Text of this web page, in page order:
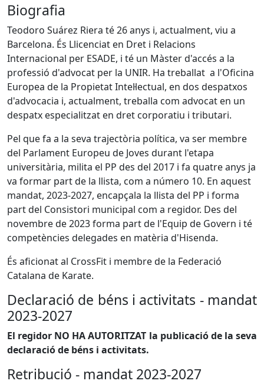
Biografia
Teodoro Suárez Riera té 26 anys i, actualment, viu a
Barcelona. És Llicenciat en Dret i Relacions
Internacional per ESADE, i té un Màster d'accés a la
professió d'advocat per la UNIR. Ha treballat a l'Oficina
Europea de la Propietat Intel·lectual, en dos despatxos
d'advocacia i, actualment, treballa com advocat en un
despatx especialitzat en dret corporatiu i tributari.
Pel que fa a la seva trajectòria política, va ser membre
del Parlament Europeu de Joves durant l'etapa
universitària, milita el PP des del 2017 i fa quatre anys ja
va formar part de la llista, com a número 10. En aquest
mandat, 2023-2027, encapçala la llista del PP i forma
part del Consistori municipal com a regidor. Des del
novembre de 2023 forma part de l'Equip de Govern i té
competències delegades en matèria d'Hisenda.
És aficionat al CrossFit i membre de la Federació
Catalana de Karate.
Declaració de béns i activitats - mandat
2023-2027
El regidor NO HA AUTORITZAT la publicació de la seva
declaració de béns i activitats.
Retribució - mandat 2023-2027